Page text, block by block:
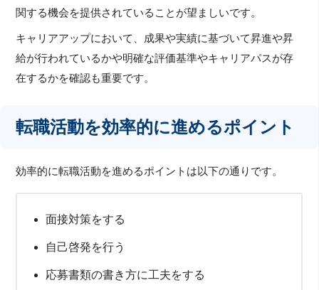
関する機会を提供されていることが望ましいです。
キャリアアップにおいて、成果や実績に基づいて昇進や昇
給が行われているかや明確な評価基準やキャリアパスが存
在するかを確認も重要です。
転職活動を効率的に進めるポイント
効率的に転職活動を進めるポイントは以下の通りです。
面接対策をする
自己啓発を行う
応募書類の書き方に工夫をする